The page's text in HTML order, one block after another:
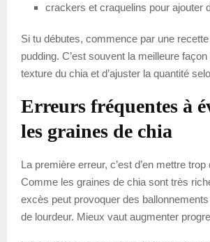
crackers et craquelins pour ajouter
Si tu débutes, commence par une
pudding. C’est souvent la meilleure
texture du chia et d’ajuster la quantité
Erreurs fréquentes à
les graines de chia
La première erreur, c’est d’en mettre trop
Comme les graines de chia sont très
excès peut provoquer des
de lourdeur. Mieux vaut augmenter